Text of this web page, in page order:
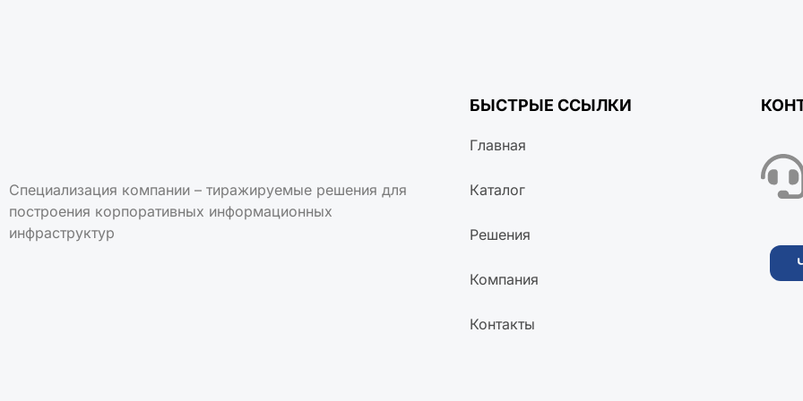
Специализация компании – тиражируемые решения для
построения корпоративных информационных
инфраструктур
БЫСТРЫЕ ССЫЛКИ
Главная
Каталог
Решения
Компания
Контакты